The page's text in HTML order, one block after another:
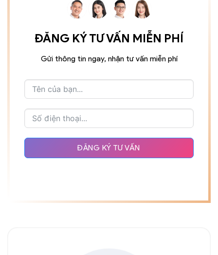
ĐĂNG KÝ TƯ VẤN MIỄN PHÍ
Gửi thông tin ngay, nhận tư vấn miễn phí
ĐĂNG KÝ TƯ VẤN